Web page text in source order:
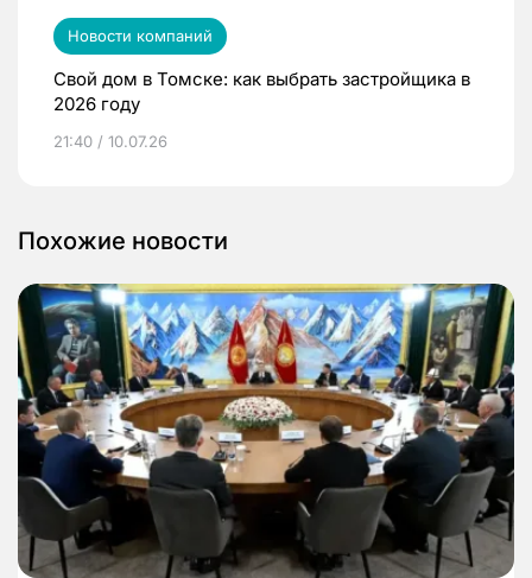
Новости компаний
Свой дом в Томске: как выбрать застройщика в
2026 году
21:40 / 10.07.26
Похожие новости